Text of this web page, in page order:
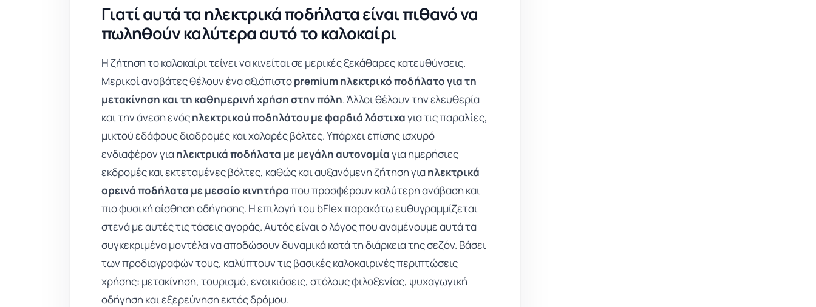
Γιατί αυτά τα ηλεκτρικά ποδήλατα είναι πιθανό να
πωληθούν καλύτερα αυτό το καλοκαίρι
Η ζήτηση το καλοκαίρι τείνει να κινείται σε μερικές ξεκάθαρες κατευθύνσεις.
Μερικοί αναβάτες θέλουν ένα αξιόπιστοpremium ηλεκτρικό ποδήλατο για τη
μετακίνηση και τη καθημερινή χρήση στην πόλη. Άλλοι θέλουν την ελευθερία
και την άνεση ενόςηλεκτρικού ποδηλάτου με φαρδιά λάστιχαγια τις παραλίες,
μικτού εδάφους διαδρομές και χαλαρές βόλτες. Υπάρχει επίσης ισχυρό
ενδιαφέρον γιαηλεκτρικά ποδήλατα με μεγάλη αυτονομίαγια ημερήσιες
εκδρομές και εκτεταμένες βόλτες, καθώς και αυξανόμενη ζήτηση γιαηλεκτρικά
ορεινά ποδήλατα με μεσαίο κινητήραπου προσφέρουν καλύτερη ανάβαση και
πιο φυσική αίσθηση οδήγησης. Η επιλογή του bFlex παρακάτω ευθυγραμμίζεται
στενά με αυτές τις τάσεις αγοράς. Αυτός είναι ο λόγος που αναμένουμε αυτά τα
συγκεκριμένα μοντέλα να αποδώσουν δυναμικά κατά τη διάρκεια της σεζόν. Βάσει
των προδιαγραφών τους, καλύπτουν τις βασικές καλοκαιρινές περιπτώσεις
χρήσης: μετακίνηση, τουρισμό, ενοικιάσεις, στόλους φιλοξενίας, ψυχαγωγική
οδήγηση και εξερεύνηση εκτός δρόμου.